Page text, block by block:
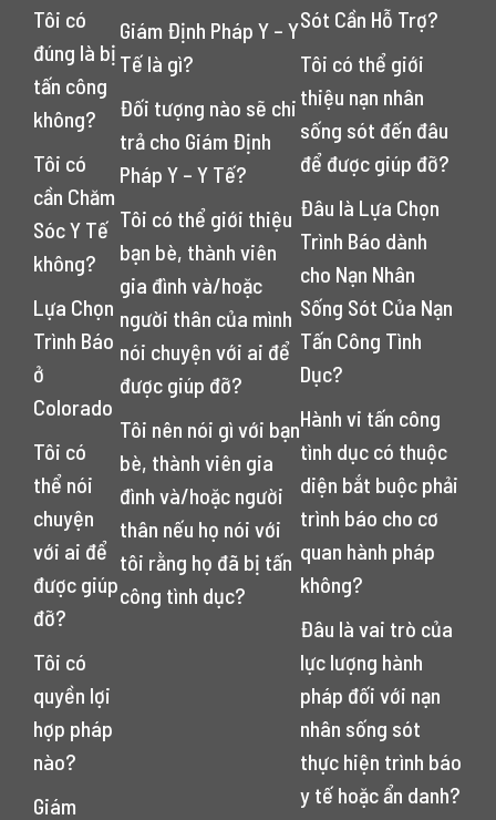
Tôi có
đúng là bị
tấn công
không?
Tôi có
cần Chăm
Sóc Y Tế
không?
Lựa Chọn
Trình Báo
ở
Colorado
Tôi có
thể nói
chuyện
với ai để
được giúp
đỡ?
Tôi có
quyền lợi
hợp pháp
nào?
Giám
Giám Định Pháp Y – Y
Tế là gì?
Đối tượng nào sẽ chi
trả cho Giám Định
Pháp Y – Y Tế?
Tôi có thể giới thiệu
bạn bè, thành viên
gia đình và/hoặc
người thân của mình
nói chuyện với ai để
được giúp đỡ?
Tôi nên nói gì với bạn
bè, thành viên gia
đình và/hoặc người
thân nếu họ nói với
tôi rằng họ đã bị tấn
công tình dục?
Sót Cần Hỗ Trợ?
Tôi có thể giới
thiệu nạn nhân
sống sót đến đâu
để được giúp đỡ?
Đâu là Lựa Chọn
Trình Báo dành
cho Nạn Nhân
Sống Sót Của Nạn
Tấn Công Tình
Dục?
Hành vi tấn công
tình dục có thuộc
diện bắt buộc phải
trình báo cho cơ
quan hành pháp
không?
Đâu là vai trò của
lực lượng hành
pháp đối với nạn
nhân sống sót
thực hiện trình báo
y tế hoặc ẩn danh?